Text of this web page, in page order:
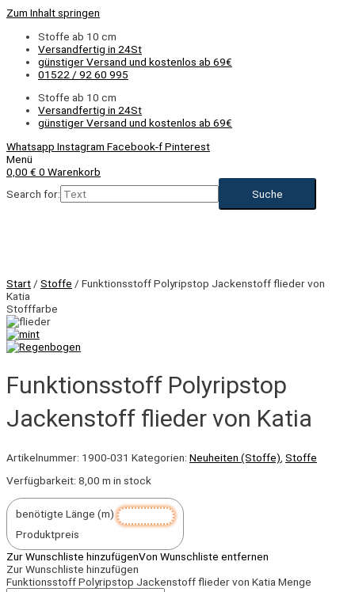
Zum Inhalt springen
Stoffe ab 10 cm
Versandfertig in 24St
günstiger Versand und kostenlos ab 69€
01522 / 92 60 995
Stoffe ab 10 cm
Versandfertig in 24St
günstiger Versand und kostenlos ab 69€
Whatsapp Instagram Facebook-fPinterest
Menü
0,00 € 0 Warenkorb
Search for:
Start / Stoffe / Funktionsstoff Polyripstop Jackenstoff flieder von
Katia
Stofffarbe
Funktionsstoff Polyripstop
Jackenstoff flieder von Katia
Artikelnummer: 1900-031 Kategorien: Neuheiten (Stoffe) Stoffe
Verfügbarkeit: 8,00 m in stock
benötigte Länge (m)
Produktpreis
Zur Wunschliste hinzufügenVon Wunschliste entfernen
Zur Wunschliste hinzufügen
Funktionsstoff Polyripstop Jackenstoff flieder von Katia Menge